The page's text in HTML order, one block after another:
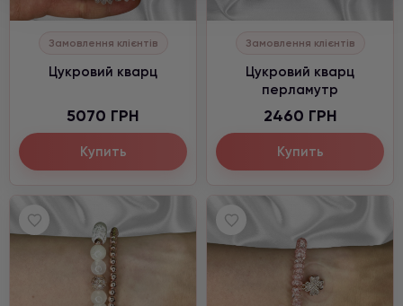
Замовлення клієнтів
Цукровий кварц
5070 ГРН
Купить
Замовлення клієнтів
Цукровий кварц
перламутр
2460 ГРН
Купить